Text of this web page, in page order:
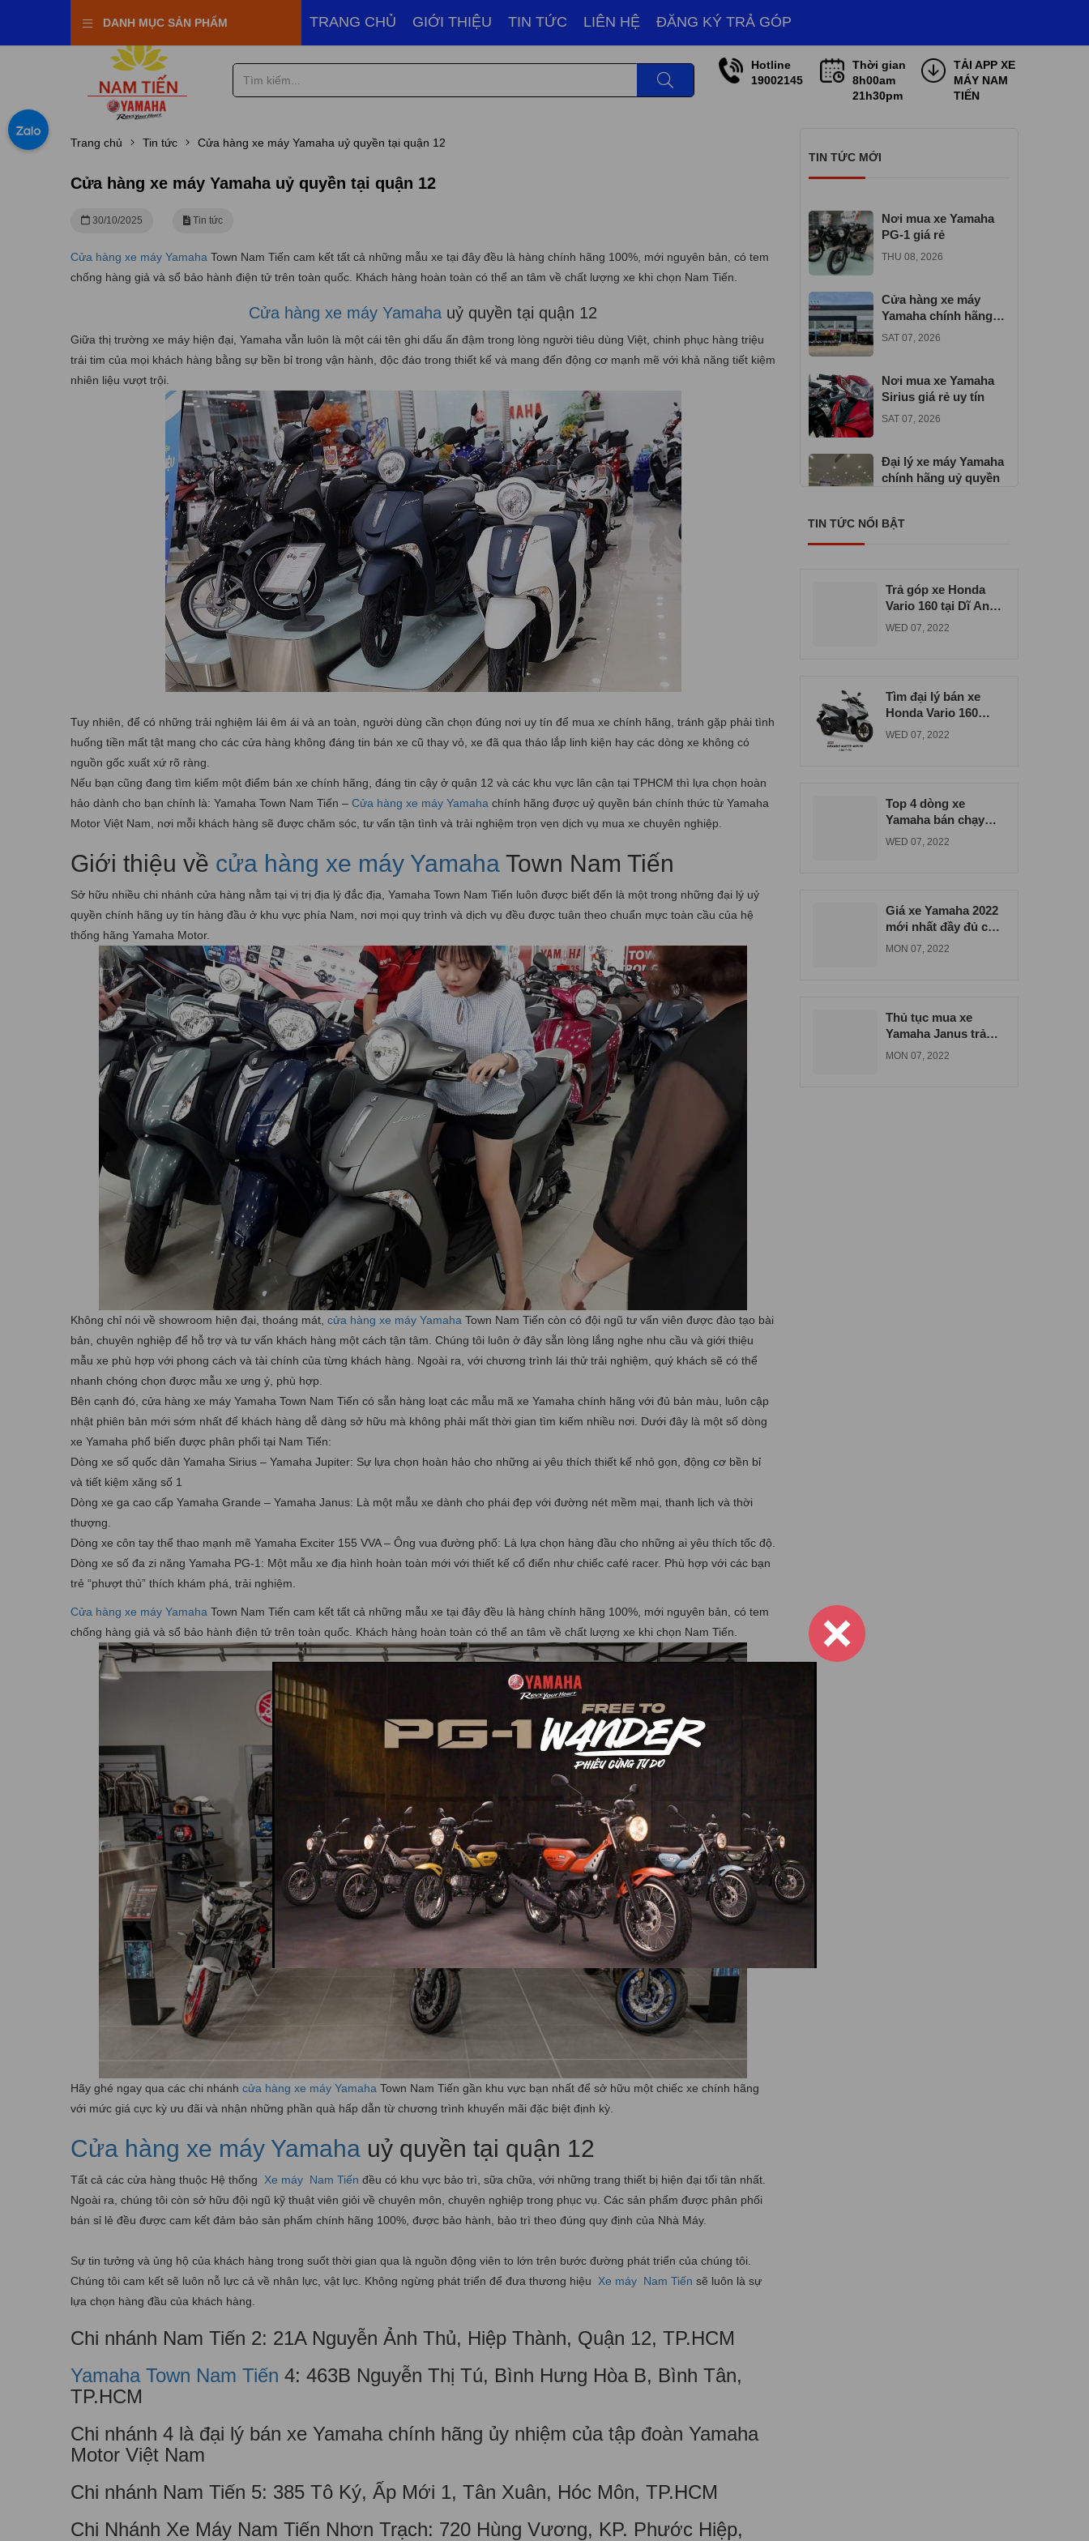
Town Nam Tiến
Hotline
19002145
Thời gian
8h00am
21h30pm
TẢI APP XE
MÁY NAM
TIẾN
DANH MỤC SẢN PHẨM TRANG CHỦ GIỚI THIỆU TIN TỨC LIÊN HỆ ĐĂNG KÝ TRẢ GÓP
Trang chủ Tin tức Cửa hàng xe máy Yamaha uỷ quyền tại quận 12
Cửa hàng xe máy Yamaha uỷ quyền tại quận 12
30/10/2025 Tin tức
Cửa hàng xe máy Yamaha Town Nam Tiến cam kết tất cả những mẫu xe tại đây đều là hàng chính hãng 100%, mới nguyên bản, có tem
chống hàng giả và sổ bảo hành điện tử trên toàn quốc. Khách hàng hoàn toàn có thể an tâm về chất lượng xe khi chọn Nam Tiến.
Cửa hàng xe máy Yamaha uỷ quyền tại quận 12
Giữa thị trường xe máy hiện đại, Yamaha vẫn luôn là một cái tên ghi dấu ấn đậm trong lòng người tiêu dùng Việt, chinh phục hàng triệu
trái tim của mọi khách hàng bằng sự bền bỉ trong vận hành, độc đáo trong thiết kế và mang đến động cơ mạnh mẽ với khả năng tiết kiệm
nhiên liệu vượt trội.
Tuy nhiên, để có những trải nghiệm lái êm ái và an toàn, người dùng cần chọn đúng nơi uy tín để mua xe chính hãng, tránh gặp phải tình
huống tiền mất tật mang cho các cửa hàng không đáng tin bán xe cũ thay vỏ, xe đã qua tháo lắp linh kiện hay các dòng xe không có
nguồn gốc xuất xứ rõ ràng.
Nếu bạn cũng đang tìm kiếm một điểm bán xe chính hãng, đáng tin cậy ở quận 12 và các khu vực lân cận tại TPHCM thì lựa chọn hoàn
hảo dành cho bạn chính là: Yamaha Town Nam Tiến – Cửa hàng xe máy Yamaha chính hãng được uỷ quyền bán chính thức từ Yamaha
Motor Việt Nam, nơi mỗi khách hàng sẽ được chăm sóc, tư vấn tận tình và trải nghiệm trọn vẹn dịch vụ mua xe chuyên nghiệp.
Giới thiệu về cửa hàng xe máy Yamaha Town Nam Tiến
Sở hữu nhiều chi nhánh cửa hàng nằm tại vị trị địa lý đắc địa, Yamaha Town Nam Tiến luôn được biết đến là một trong những đại lý uỷ
quyền chính hãng uy tín hàng đầu ở khu vực phía Nam, nơi mọi quy trình và dịch vụ đều được tuân theo chuẩn mực toàn cầu của hệ
thống hãng Yamaha Motor.
Không chỉ nói về showroom hiện đại, thoáng mát, cửa hàng xe máy Yamaha Town Nam Tiến còn có đội ngũ tư vấn viên được đào tạo bài
bản, chuyên nghiệp để hỗ trợ và tư vấn khách hàng một cách tận tâm. Chúng tôi luôn ở đây sẵn lòng lắng nghe nhu cầu và giới thiệu
mẫu xe phù hợp với phong cách và tài chính của từng khách hàng. Ngoài ra, với chương trình lái thử trải nghiệm, quý khách sẽ có thể
nhanh chóng chọn được mẫu xe ưng ý, phù hợp.
Bên cạnh đó, cửa hàng xe máy Yamaha Town Nam Tiến có sẵn hàng loạt các mẫu mã xe Yamaha chính hãng với đủ bản màu, luôn cập
nhật phiên bản mới sớm nhất để khách hàng dễ dàng sở hữu mà không phải mất thời gian tìm kiếm nhiều nơi. Dưới đây là một số dòng
xe Yamaha phổ biến được phân phối tại Nam Tiến:
Dòng xe số quốc dân Yamaha Sirius – Yamaha Jupiter: Sự lựa chọn hoàn hảo cho những ai yêu thích thiết kế nhỏ gọn, động cơ bền bỉ
và tiết kiệm xăng số 1
Dòng xe ga cao cấp Yamaha Grande – Yamaha Janus: Là một mẫu xe dành cho phái đẹp với đường nét mềm mại, thanh lịch và thời
thượng.
Dòng xe côn tay thể thao mạnh mẽ Yamaha Exciter 155 VVA – Ông vua đường phố: Là lựa chọn hàng đầu cho những ai yêu thích tốc độ.
Dòng xe số đa zi năng Yamaha PG-1: Một mẫu xe địa hình hoàn toàn mới với thiết kế cổ điển như chiếc café racer. Phù hợp với các bạn
trẻ “phượt thủ” thích khám phá, trải nghiệm.
Cửa hàng xe máy Yamaha Town Nam Tiến cam kết tất cả những mẫu xe tại đây đều là hàng chính hãng 100%, mới nguyên bản, có tem
chống hàng giả và sổ bảo hành điện tử trên toàn quốc. Khách hàng hoàn toàn có thể an tâm về chất lượng xe khi chọn Nam Tiến.
Hãy ghé ngay qua các chi nhánh cửa hàng xe máy Yamaha Town Nam Tiến gần khu vực bạn nhất để sở hữu một chiếc xe chính hãng
với mức giá cực kỳ ưu đãi và nhận những phần quà hấp dẫn từ chương trình khuyến mãi đặc biệt định kỳ.
Cửa hàng xe máy Yamaha uỷ quyền tại quận 12
Tất cả các cửa hàng thuộc Hệ thống Xe máy Nam Tiến đều có khu vực bảo trì, sữa chữa, với những trang thiết bị hiện đại tối tân nhất.
Ngoài ra, chúng tôi còn sở hữu đội ngũ kỹ thuật viên giỏi về chuyên môn, chuyên nghiệp trong phục vụ. Các sản phẩm được phân phối
bán sỉ lẻ đều được cam kết đảm bảo sản phẩm chính hãng 100%, được bảo hành, bảo trì theo đúng quy định của Nhà Máy.
Sự tin tưởng và ủng hộ của khách hàng trong suốt thời gian qua là nguồn động viên to lớn trên bước đường phát triển của chúng tôi.
Chúng tôi cam kết sẽ luôn nỗ lực cả về nhân lực, vật lực. Không ngừng phát triển để đưa thương hiệu
Xe máy Nam Tiến sẽ luôn là sự
lựa chọn hàng đầu của khách hàng.
Chi nhánh Nam Tiến 2: 21A Nguyễn Ảnh Thủ, Hiệp Thành, Quận 12, TP.HCM
Yamaha Town Nam Tiến 4: 463B Nguyễn Thị Tú, Bình Hưng Hòa B, Bình Tân,
TP.HCM
Chi nhánh 4 là đại lý bán xe Yamaha chính hãng ủy nhiệm của tập đoàn Yamaha
Motor Việt Nam
Chi nhánh Nam Tiến 5: 385 Tô Ký, Ấp Mới 1, Tân Xuân, Hóc Môn, TP.HCM
Chi Nhánh Xe Máy Nam Tiến Nhơn Trạch: 720 Hùng Vương, KP. Phước Hiệp,
TIN TỨC MỚI
Nơi mua xe Yamaha
PG-1 giá rẻ
THU 08, 2026
Cửa hàng xe máy
Yamaha chính hãng
gần đây
SAT 07, 2026
Nơi mua xe Yamaha
Sirius giá rẻ uy tín
SAT 07, 2026
Đại lý xe máy Yamaha
chính hãng uỷ quyền
TIN TỨC NỔI BẬT
Trả góp xe Honda
Vario 160 tại Dĩ An
uy tín chất lượng
WED 07, 2022
Tìm đại lý bán xe
Honda Vario 160
đúng giá tại Bình
WED 07, 2022
Top 4 dòng xe
Yamaha bán chạy
nhất tại xe máy Nam
WED 07, 2022
Giá xe Yamaha 2022
mới nhất đầy đủ các
dòng xe
MON 07, 2022
Thủ tục mua xe
Yamaha Janus trả
góp tại Biên Hòa
MON 07, 2022